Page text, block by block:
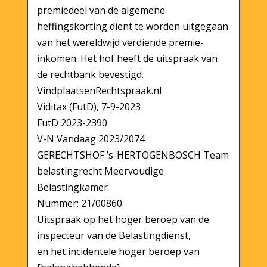
premiedeel van de algemene
heffingskorting dient te worden uitgegaan
van het wereldwijd verdiende premie-
inkomen. Het hof heeft de uitspraak van
de rechtbank bevestigd.
VindplaatsenRechtspraak.nl
Viditax (FutD), 7-9-2023
FutD 2023-2390
V-N Vandaag 2023/2074
GERECHTSHOF ’s-HERTOGENBOSCH Team
belastingrecht Meervoudige
Belastingkamer
Nummer: 21/00860
Uitspraak op het hoger beroep van de
inspecteur van de Belastingdienst,
en het incidentele hoger beroep van